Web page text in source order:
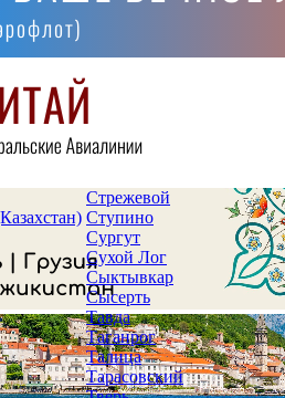
Стрежевой
Ступино
Сургут
Сухой Лог
Сыктывкар
Сысерть
Тавда
Таганрог
Талица
Тарасовский